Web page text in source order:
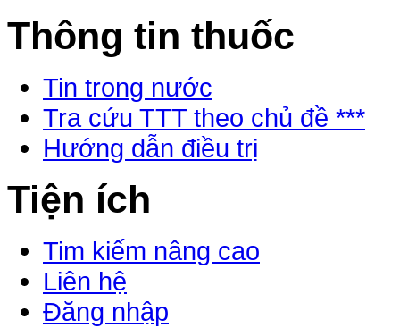
Thông tin thuốc
Tin trong nước
Tra cứu TTT theo chủ đề ***
Hướng dẫn điều trị
Tiện ích
Tim kiếm nâng cao
Liên hệ
Đăng nhập